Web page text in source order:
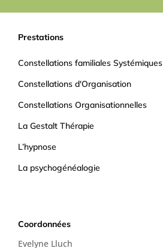
Prestations
Constellations familiales Systémiques
Constellations d'Organisation
Constellations Organisationnelles
La Gestalt Thérapie
L’hypnose
La psychogénéalogie
Coordonnées
Evelyne Lluch